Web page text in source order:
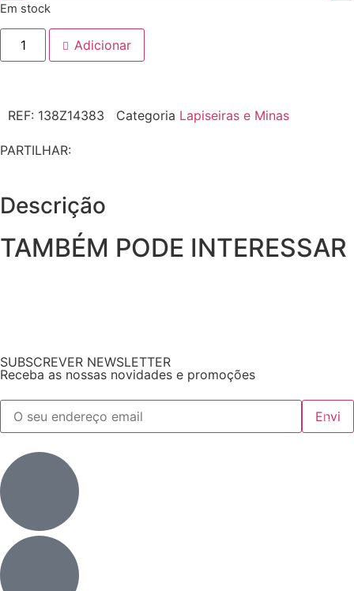
Em stock
Adicionar
REF: 138Z14383 Categoria Lapiseiras e Minas
PARTILHAR:
Descrição
TAMBÉM PODE INTERESSAR
SUBSCREVER NEWSLETTER
Receba as nossas novidades e promoções